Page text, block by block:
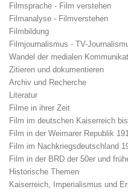
Filmsprache - Film verstehen
Filmanalyse - Filmverstehen
Filmbildung
Filmjournalismus - TV-
Wandel der medialen
Zitieren und dokumentieren
Archiv und Recherche
Literatur
Filme in ihrer Zeit
Film im deutschen Kaiserreich
Film in der Weimarer Republik
Film im Nachkriegsdeutschland
Film in der BRD der 50er und
Historische Themen
Kaiserreich, Imperialismus und